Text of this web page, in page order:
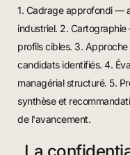
1. Cadrage approfondi —
industriel. 2.
profils cibles. 3.
candidats identifiés. 4.
managérial structuré. 5.
synthèse et
de l'avancement.